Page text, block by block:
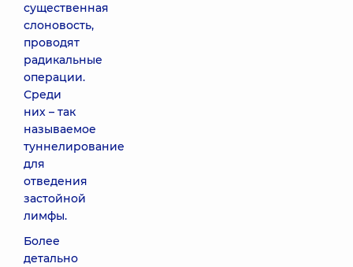
существенная
слоновость,
проводят
радикальные
операции.
Среди
них – так
называемое
туннелирование
для
отведения
застойной
лимфы.
Более
детально